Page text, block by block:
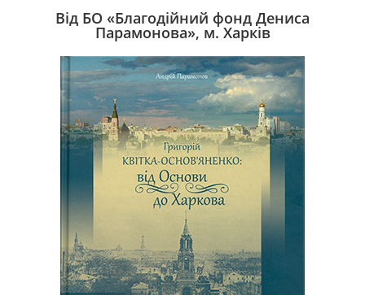
Від БО «Благодійний фонд Дениса
Парамонова», м. Харків